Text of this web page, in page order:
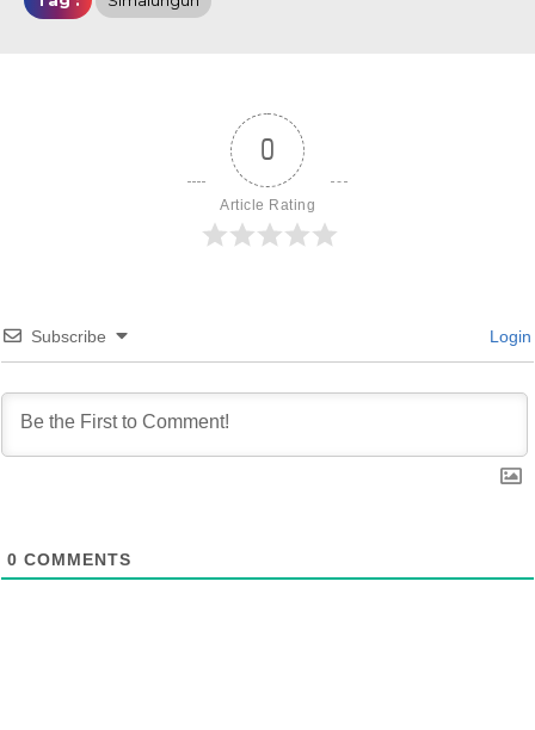
0
Article Rating
Subscribe Login
0 COMMENTS